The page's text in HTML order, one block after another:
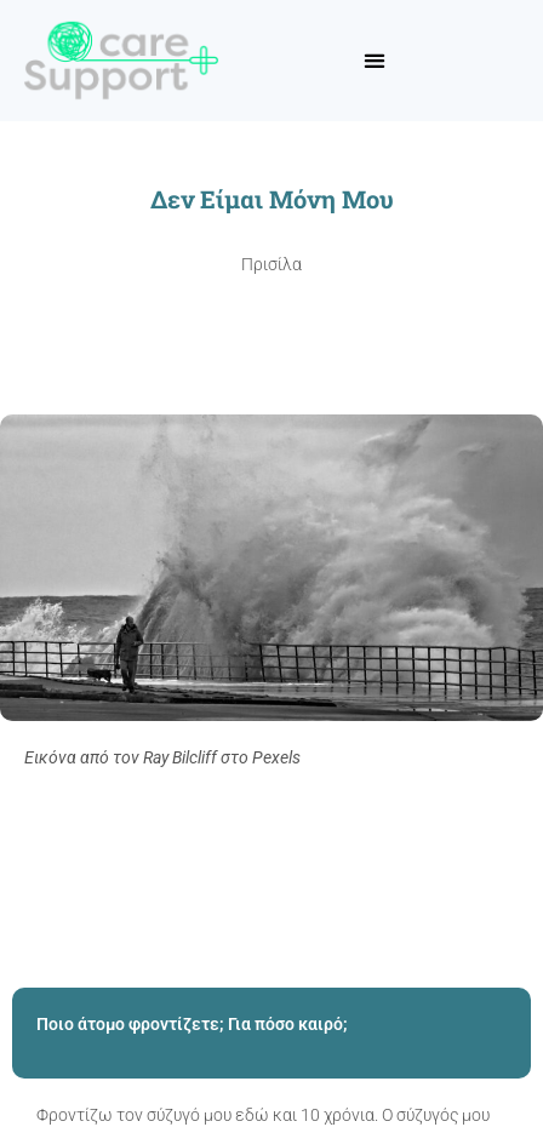
Δεν Είμαι Μόνη Μου
Πρισίλα
Εικόνα από τον Ray Bilcliff στο Pexels
Ποιο άτομο φροντίζετε; Για πόσο καιρό;
Φροντίζω τον σύζυγό μου εδώ και 10 χρόνια. Ο σύζυγός μου